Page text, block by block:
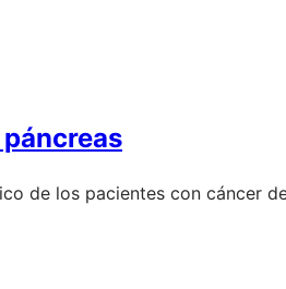
de los pacientes con cáncer